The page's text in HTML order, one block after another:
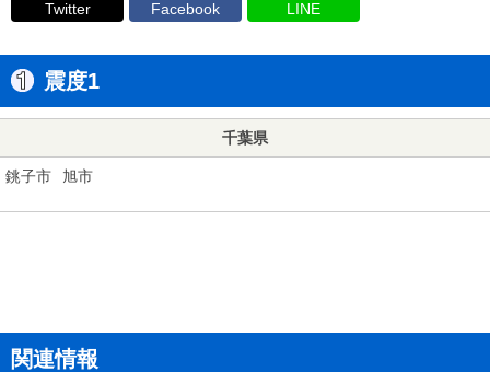
Twitter Facebook LINE
震度1
千葉県
銚子市 旭市
関連情報